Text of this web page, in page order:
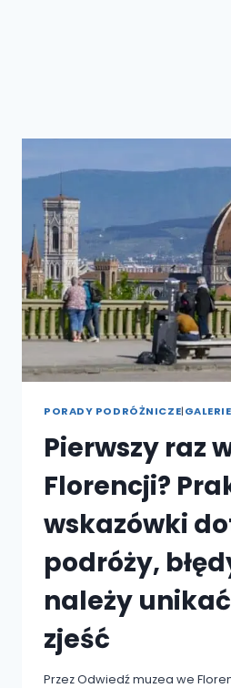
PORADY PODRÓŻNICZE|
Pierwszy raz
Florencji?
wskazówki
podróży,
należy
zjeść
PrzezOdwiedź muzea we